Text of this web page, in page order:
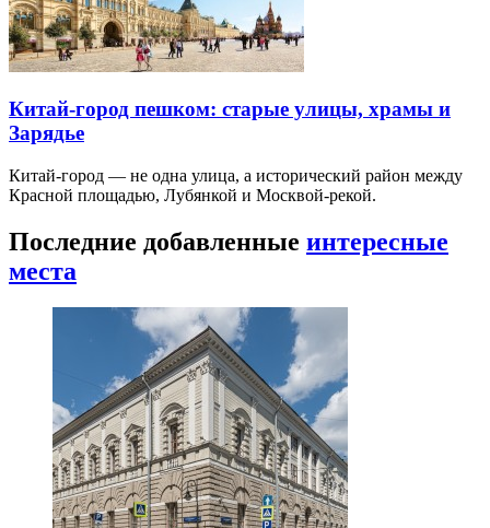
Китай-город пешком: старые улицы, храмы и
Зарядье
Китай-город — не одна улица, а исторический район между
Красной площадью, Лубянкой и Москвой-рекой.
Последние добавленные интересные
места